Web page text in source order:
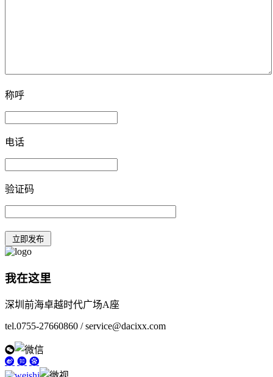
称呼
电话
验证码
我在这里
深圳前海卓越时代广场A座
tel.0755-27660860 / service@dacixx.com